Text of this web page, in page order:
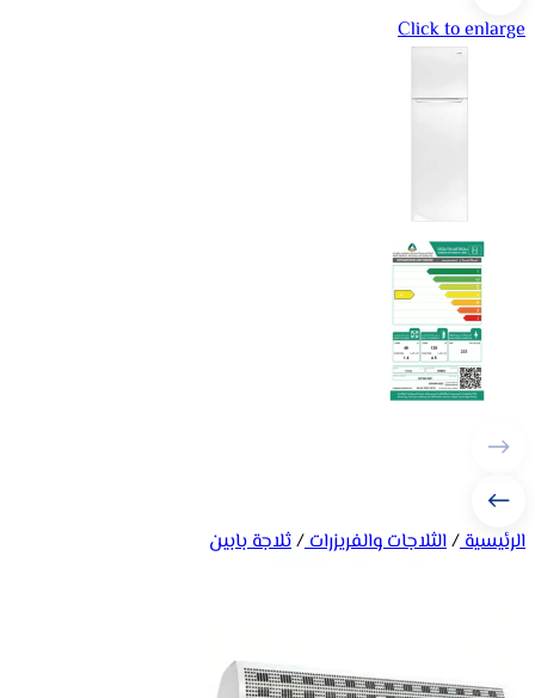
Click to enlarge
الرئيسية/الثلاجات والفريزرات/ثلاجة بابين